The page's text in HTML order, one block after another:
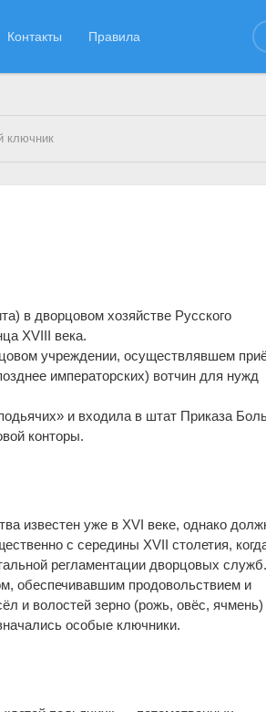
Контакты Правила
ключник
в дворцовом хозяйстве Русского
XVIII века.
учреждении, осуществлявшем
императорских) вотчин для нужд
и входила в штат Приказа
конторы.
известен уже в XVI веке, однако
с середины XVII столетия,
регламентации дворцовых служб.
обеспечивавшим продовольствием и
и волостей зерно (рожь, овёс, ячмень)
особые ключники.